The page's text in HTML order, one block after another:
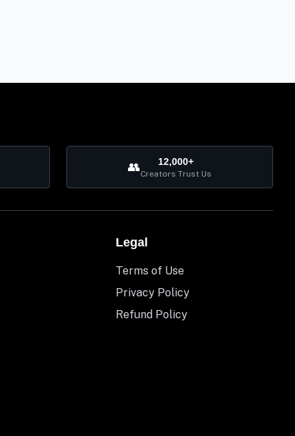
👥 12,000+
Creators Trust Us
Legal
Terms of Use
Privacy Policy
Refund Policy